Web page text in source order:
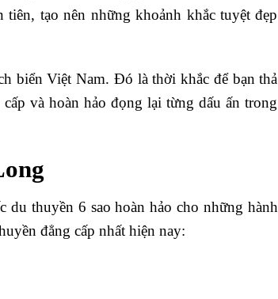
tạo nên những khoảnh khắc tuyệt đẹp
biển Việt Nam. Đó là thời khắc để bạn thả
và hoàn hảo đọng lại từng dấu ấn trong
thuyền 6 sao hoàn hảo cho những hành
đẳng cấp nhất hiện nay: